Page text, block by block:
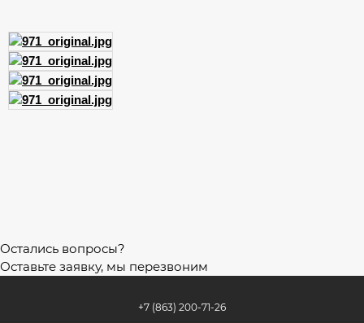
Остались вопросы?
Оставьте заявку, мы перезвоним
+7 (863) 200-71-26